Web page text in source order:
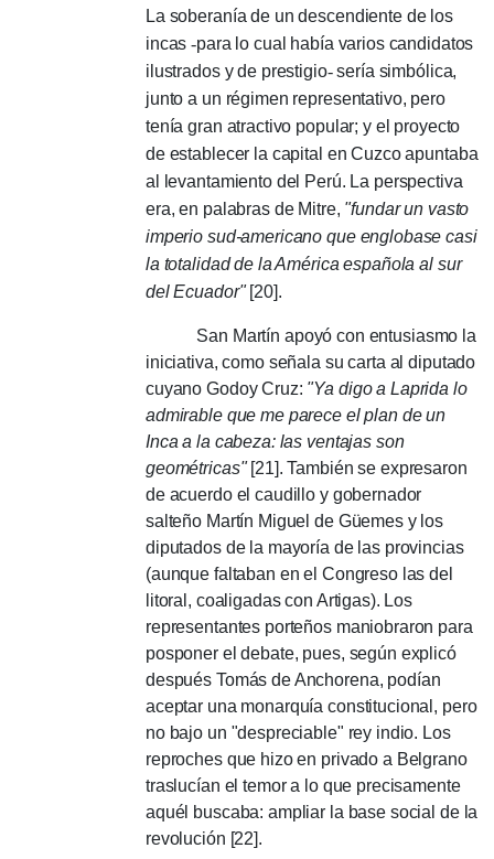
La soberanía de un descendiente de los
incas-para lo cual había varios candidatos
ilustrados y de prestigio-sería simbólica,
junto a un régimen representativo, pero
tenía gran atractivo popular; y el proyecto
de establecer la capital en Cuzco apuntaba
al levantamiento del Perú. La perspectiva
era, en palabras de Mitre, "fundar un vasto
imperio sud-americano que englobase casi
la totalidad de la América española al sur
del Ecuador"[20].
San Martín apoyó con entusiasmo la
iniciativa, como señala su carta al diputado
cuyano Godoy Cruz: "Ya digo a Laprida lo
admirable que me parece el plan de un
Inca a la cabeza: las ventajas son
geométricas"[21]. También se expresaron
de acuerdo el caudillo y gobernador
salteño Martín Miguel de Güemes y los
diputados de la mayoría de las provincias
(aunque faltaban en el Congreso las del
litoral, coaligadas con Artigas). Los
representantes porteños maniobraron para
posponer el debate, pues, según explicó
después Tomás de Anchorena, podían
aceptar una monarquía constitucional, pero
no bajo un "despreciable" rey indio. Los
reproches que hizo en privado a Belgrano
traslucían el temor a lo que precisamente
aquél buscaba: ampliar la base social de la
revolución [22].